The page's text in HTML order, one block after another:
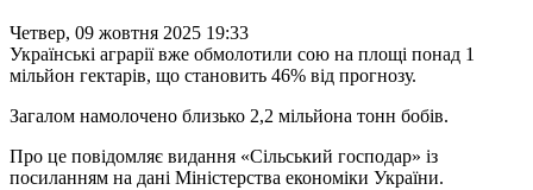
Четвер, 09 жовтня 2025 19:33
Українські аграрії вже обмолотили сою на площі понад 1
мільйон гектарів, що становить 46% від прогнозу.
Загалом намолочено близько 2,2 мільйона тонн бобів.
Про це повідомляє видання «Сільський господар» із
посиланням на дані Міністерства економіки України.